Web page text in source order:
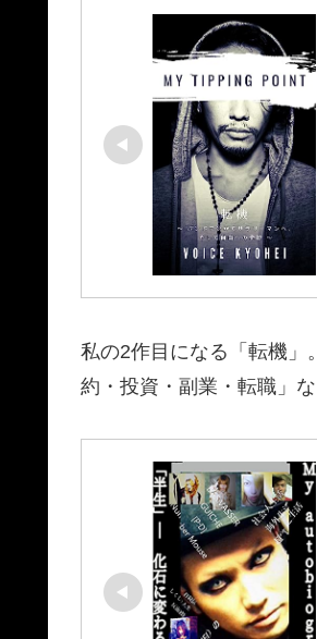
私の2作目になる「転機」
約・投資・副業・転職」